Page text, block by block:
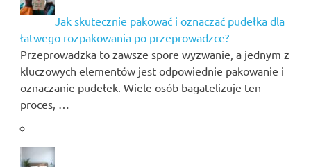
Jak skutecznie pakować i oznaczać pudełka dla
łatwego rozpakowania po przeprowadzce?
Przeprowadzka to zawsze spore wyzwanie, a jednym z
kluczowych elementów jest odpowiednie pakowanie i
oznaczanie pudełek. Wiele osób bagatelizuje ten
proces, …